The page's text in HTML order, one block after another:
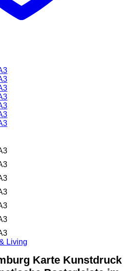
Living
Karte Kunstdruck